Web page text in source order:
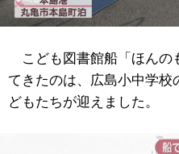
こども図書館船「ほんの
てきたのは、広島小中学校
どもたちが迎えました。